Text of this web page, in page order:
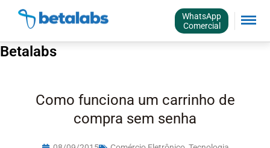
WhatsApp
Comercial
Betalabs
Como funciona um carrinho de
compra sem senha